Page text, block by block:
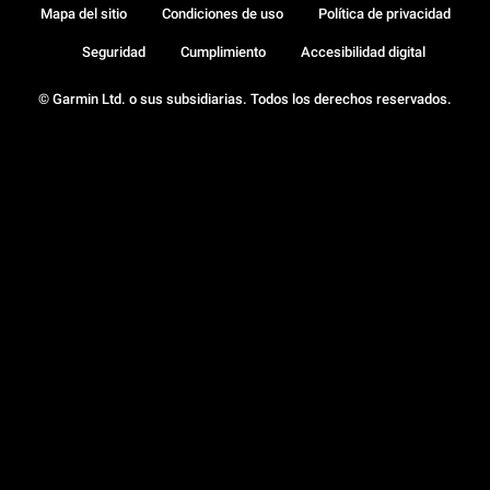
© Garmin Ltd. o sus subsidiarias. Todos los derechos reservados.
Mapa del sitio Condiciones de uso Política de privacidad
Seguridad Cumplimiento Accesibilidad digital